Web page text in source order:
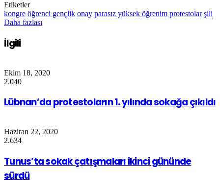
Etiketler
kongre öğrenci gençlik onay parasız yüksek öğrenim protestolar şili
Daha fazlası
İlgili
Ekim 18, 2020
2.040
Lübnan’da protestoların 1. yılında sokağa çıkıldı
Haziran 22, 2020
2.634
Tunus’ta sokak çatışmaları ikinci gününde
sürdü